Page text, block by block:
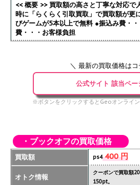
<< 概要 >> 買取額の高さと丁寧な対応で
時に「らくらく引取買取」で買取額が更
びゲームが5本以上で無料 ●振込み費・
費・・・お客様負担
＼ 最新の買取価格はコ
公式サイト 該当ペー
※ボタンをクリックするとGeoオンライ
・ブックオフの買取価格
買取額 ps4400 円
オトク情報
クーポンで買取額
150pt。